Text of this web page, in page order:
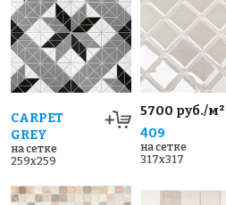
CARPET
GREY
на сетке
259x259
5700 руб./м²
409
на сетке
317x317